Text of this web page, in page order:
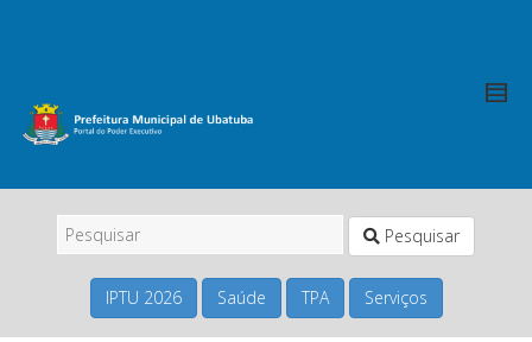
Pesquisar
IPTU 2026 Saúde TPA Serviços